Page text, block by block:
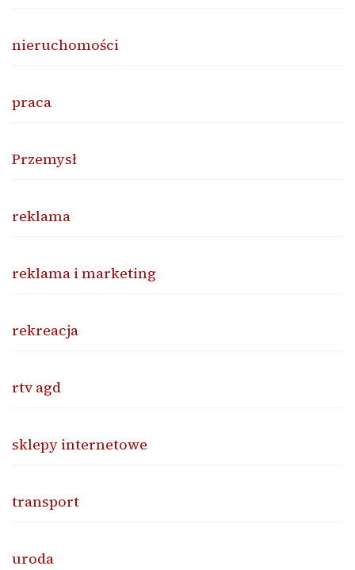
nieruchomości
praca
Przemysł
reklama
reklama i marketing
rekreacja
rtv agd
sklepy internetowe
transport
uroda